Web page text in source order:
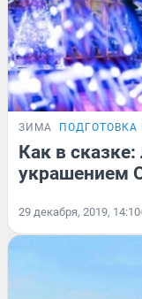
ЗИМА
Как в
украшением
29 декабря, 2019, 14:10